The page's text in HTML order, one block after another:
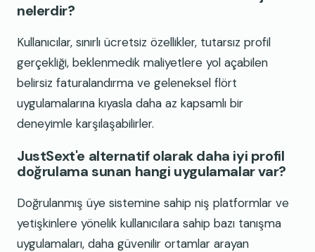
nelerdir?
Kullanıcılar, sınırlı ücretsiz özellikler, tutarsız profil
gerçekliği, beklenmedik maliyetlere yol açabilen
belirsiz faturalandırma ve geleneksel flört
uygulamalarına kıyasla daha az kapsamlı bir
deneyimle karşılaşabilirler.
JustSext'e alternatif olarak daha iyi profil
doğrulama sunan hangi uygulamalar var?
Doğrulanmış üye sistemine sahip niş platformlar ve
yetişkinlere yönelik kullanıcılara sahip bazı tanışma
uygulamaları, daha güvenilir ortamlar arayan